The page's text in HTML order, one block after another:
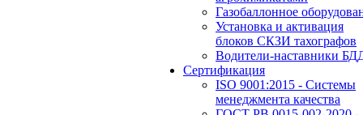
Газобаллонное
Установка и активация
блоков СКЗИ тахографов
Водители-наставники
Сертификация
ISO 9001:2015 - Системы
менеджмента качества